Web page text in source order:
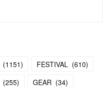
(1151) FESTIVAL (610)
(255) GEAR (34)